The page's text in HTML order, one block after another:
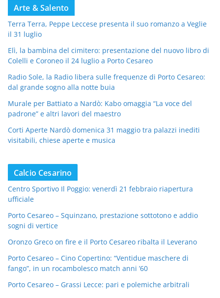
Arte & Salento
Terra Terra, Peppe Leccese presenta il suo romanzo a Veglie
il 31 luglio
Elì, la bambina del cimitero: presentazione del nuovo libro di
Colelli e Coroneo il 24 luglio a Porto Cesareo
Radio Sole, la Radio libera sulle frequenze di Porto Cesareo:
dal grande sogno alla notte buia
Murale per Battiato a Nardò: Kabo omaggia “La voce del
padrone” e altri lavori del maestro
Corti Aperte Nardò domenica 31 maggio tra palazzi inediti
visitabili, chiese aperte e musica
Calcio Cesarino
Centro Sportivo Il Poggio: venerdì 21 febbraio riapertura
ufficiale
Porto Cesareo – Squinzano, prestazione sottotono e addio
sogni di vertice
Oronzo Greco on fire e il Porto Cesareo ribalta il Leverano
Porto Cesareo – Cino Copertino: “Ventidue maschere di
fango”, in un rocambolesco match anni ’60
Porto Cesareo – Grassi Lecce: pari e polemiche arbitrali